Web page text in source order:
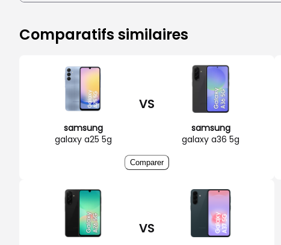
Comparatifs similaires
samsung
galaxy a25 5g
VS
samsung
galaxy a36 5g
Comparer
VS